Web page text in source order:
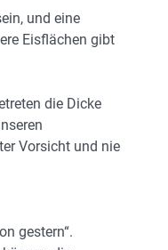
und eine
Eisflächen gibt
die Dicke
Vorsicht und nie
gestern“.